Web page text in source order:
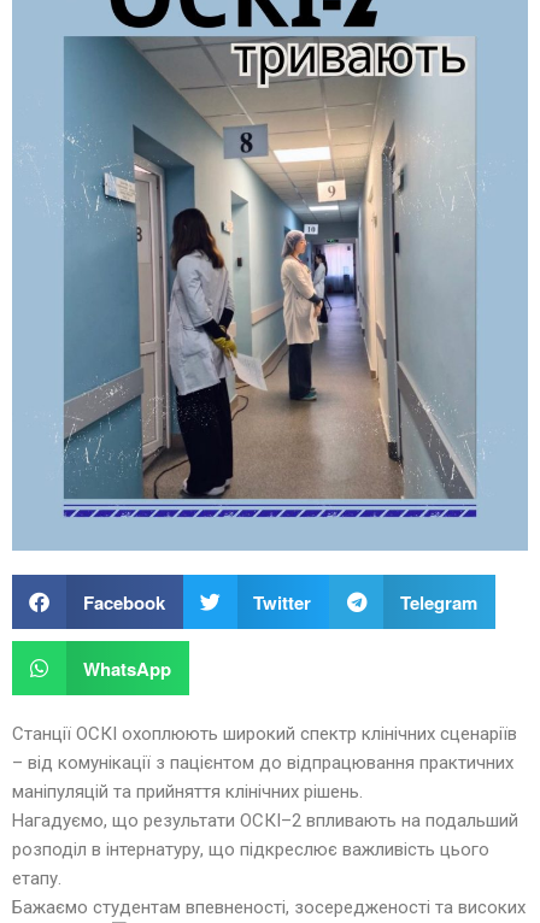
Facebook Twitter Telegram
WhatsApp
Станції ОСКІ охоплюють широкий спектр клінічних сценаріїв
– від комунікації з пацієнтом до відпрацювання практичних
маніпуляцій та прийняття клінічних рішень.
Нагадуємо, що результати ОСКІ–2 впливають на подальший
розподіл в інтернатуру, що підкреслює важливість цього
етапу.
Бажаємо студентам впевненості, зосередженості та високих